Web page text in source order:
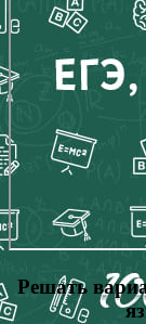
Решать